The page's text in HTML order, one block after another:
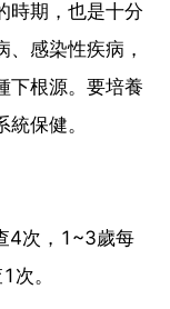
時期，也是十分
感染性疾病，
下根源。要培養
保健。
4次，1~3歲每
次。